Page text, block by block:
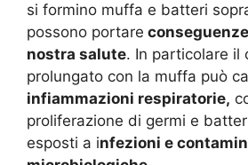
si formino muffa e batteri
possono portare
nostra salute. In particolare il
prolungato con la muffa può
infiammazioni respiratorie,
proliferazione di germi e
esposti a infezioni e